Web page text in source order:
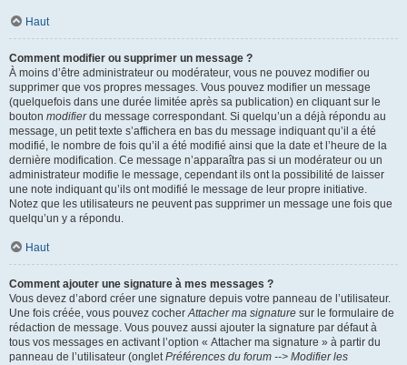
Haut
Comment modifier ou supprimer un message ?
À moins d’être administrateur ou modérateur, vous ne pouvez modifier ou
supprimer que vos propres messages. Vous pouvez modifier un message
(quelquefois dans une durée limitée après sa publication) en cliquant sur le
bouton modifierdu message correspondant. Si quelqu’un a déjà répondu au
message, un petit texte s’affichera en bas du message indiquant qu’il a été
modifié, le nombre de fois qu’il a été modifié ainsi que la date et l’heure de la
dernière modification. Ce message n’apparaîtra pas si un modérateur ou un
administrateur modifie le message, cependant ils ont la possibilité de laisser
une note indiquant qu’ils ont modifié le message de leur propre initiative.
Notez que les utilisateurs ne peuvent pas supprimer un message une fois que
quelqu’un y a répondu.
Haut
Comment ajouter une signature à mes messages ?
Vous devez d’abord créer une signature depuis votre panneau de l’utilisateur.
Une fois créée, vous pouvez cocherAttacher ma signature sur le formulaire de
rédaction de message. Vous pouvez aussi ajouter la signature par défaut à
tous vos messages en activant l’option « Attacher ma signature » à partir du
panneau de l’utilisateur (ongletPréférences du forum --> Modifier les